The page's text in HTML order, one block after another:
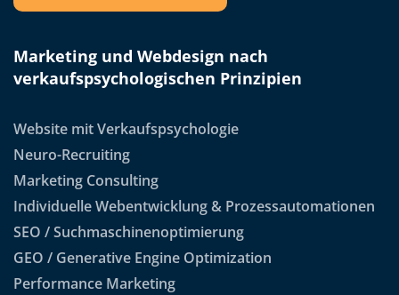
Marketing und Webdesign nach
verkaufspsychologischen Prinzipien
Website mit Verkaufspsychologie
Neuro-Recruiting
Marketing Consulting
Individuelle Webentwicklung & Prozessautomationen
SEO / Suchmaschinenoptimierung
GEO / Generative Engine Optimization
Performance Marketing